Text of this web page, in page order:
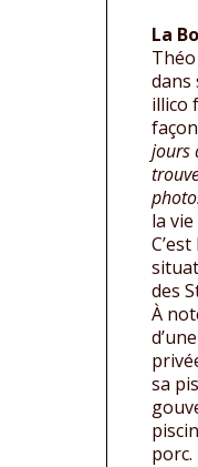
La
dans
illico
jours
la
des
À
sa
porc.